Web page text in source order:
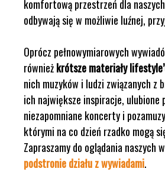
komfortową przestrzeń dla
odbywają się w możliwie luźnej,
Oprócz pełnowymiarowych
równieżkrótsze materiały
nich muzyków i ludzi związanych z
ich największe inspiracje, ulubione
niezapomniane koncerty i
którymi na co dzień rzadko mogą
Zapraszamy do oglądania naszych
podstronie działu z wywiadami.